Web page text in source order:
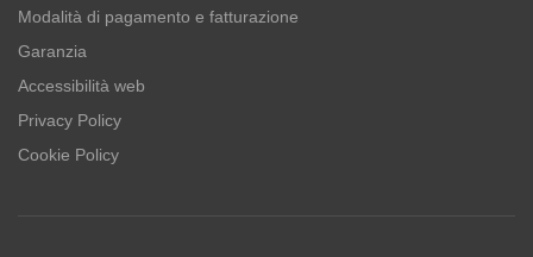
Modalità di pagamento e fatturazione
Garanzia
Accessibilità web
Privacy Policy
Cookie Policy